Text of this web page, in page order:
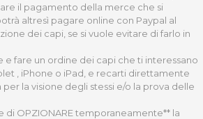
il pagamento della merce che si
altresì pagare online con Paypal al
dei capi, se si vuole evitare di farlo in
e fare un ordine dei capi che ti interessano
, iPhone o iPad, e recarti direttamente
la visione degli stessi e/o la prova delle
di OPZIONARE temporaneamente** la